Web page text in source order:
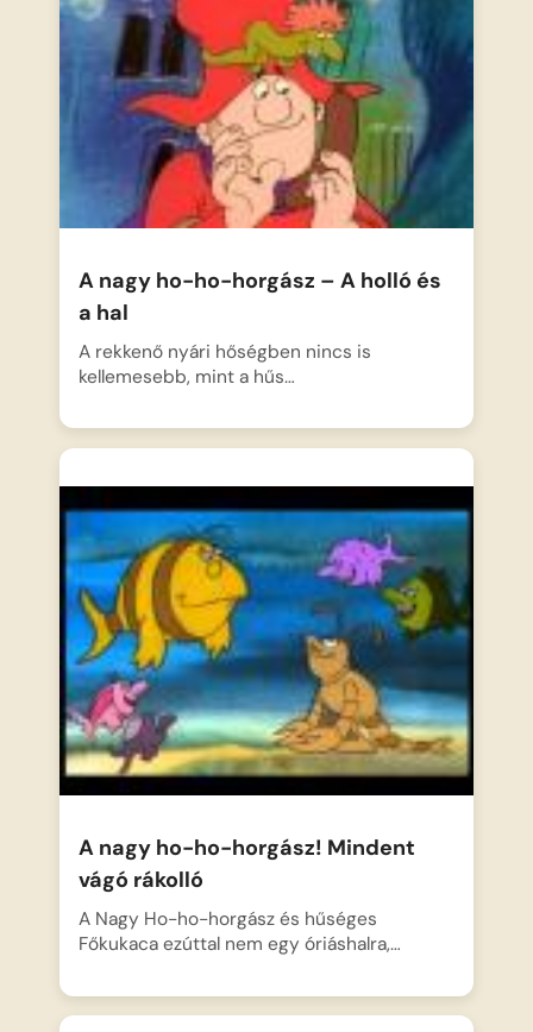
A nagy ho-ho-horgász – A holló és
a hal
A rekkenő nyári hőségben nincs is
kellemesebb, mint a hűs…
A nagy ho-ho-horgász! Mindent
vágó rákolló
A Nagy Ho-ho-horgász és hűséges
Főkukaca ezúttal nem egy óriáshalra,…